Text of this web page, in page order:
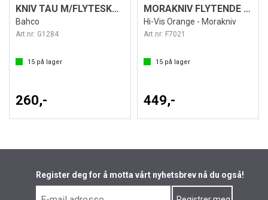
KNIV TAU M/FLYTESKAFT
Bahco
Art.nr: G1284
15 på lager
260,-
MORAKNIV FLYTENDE KNIV SRT SAFE (S)
Hi-Vis Orange - Morakniv
Art.nr: F7021
15 på lager
449,-
Register deg for å motta vårt nyhetsbrev nå du også!